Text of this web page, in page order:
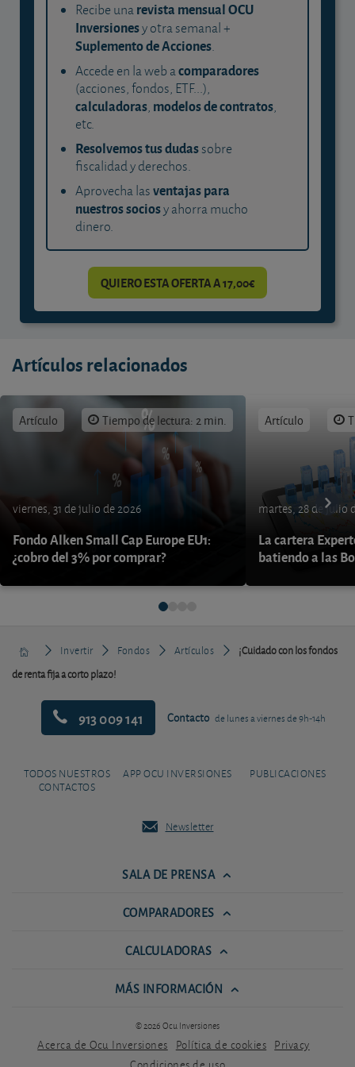
Recibe unarevista mensual OCU
Inversionesy otra semanal +
Suplemento de Acciones.
Accede en la web acomparadores
(acciones, fondos, ETF...),
calculadoras, modelos de contratos,
etc.
Resolvemos tus dudassobre
fiscalidad y derechos.
Aprovecha lasventajas para
nuestros sociosy ahorra mucho
dinero.
QUIERO ESTA OFERTA A 17,00€
Artículos relacionados
Artículo Tiempo de lectura: 2 min.
viernes, 31 de julio de 2026
Fondo Alken Small Cap Europe EU1:
¿cobro del 3% por comprar?
Artículo
martes, 28 de julio
La cartera
batiendo a las
Invertir Fondos Artículos
¡Cuidado con los fondos
de renta fija a corto plazo!
913 009 141 Contacto de lunes a viernes de 9h-14h
TODOS NUESTROS
CONTACTOS
APP OCU INVERSIONES PUBLICACIONES
Newsletter
SALA DE PRENSA
COMPARADORES
CALCULADORAS
MÁS INFORMACIÓN
© 2026 Ocu Inversiones
Acerca de Ocu Inversiones Política de cookies Privacy